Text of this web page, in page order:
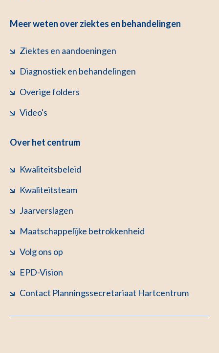
Meer weten over ziektes en behandelingen
Ziektes en aandoeningen
Diagnostiek en behandelingen
Overige folders
Video's
Over het centrum
Kwaliteitsbeleid
Kwaliteitsteam
Jaarverslagen
Maatschappelijke betrokkenheid
Volg ons op
EPD-Vision
Contact Planningssecretariaat Hartcentrum